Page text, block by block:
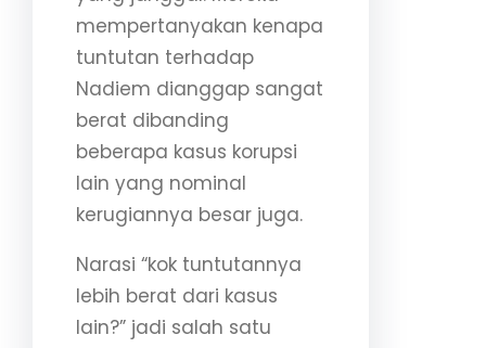
mempertanyakan kenapa
tuntutan terhadap
Nadiem dianggap sangat
berat dibanding
beberapa kasus korupsi
lain yang nominal
kerugiannya besar juga.
Narasi “kok tuntutannya
lebih berat dari kasus
lain?” jadi salah satu